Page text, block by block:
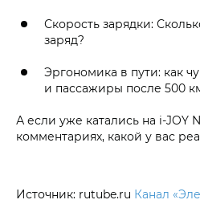
Скорость зарядки:
заряд?
Эргономика в пути: как
и пассажиры после 500
А если уже катались на i‑JOY
комментариях, какой у вас
Источник: rutube.ru Канал